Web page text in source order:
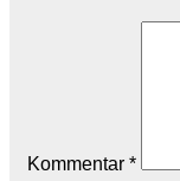
Kommentar *